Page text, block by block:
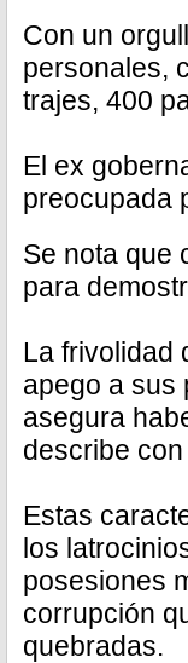
Con un
personales,
trajes, 400
El ex
preocupada
Se nota que
para
La frivolidad
apego a sus
asegura
describe
Estas
los
posesiones
corrupción
quebradas.